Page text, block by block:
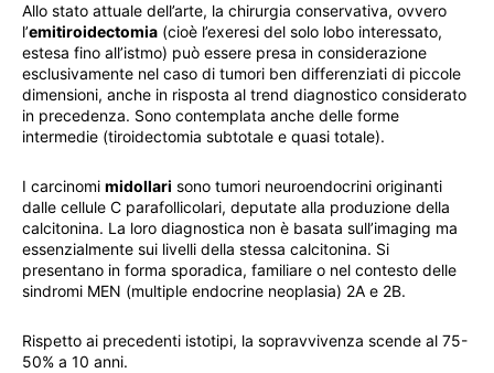
Allo stato attuale dell’arte, la chirurgia conservativa, ovvero
l’emitiroidectomia (cioè l’exeresi del solo lobo interessato,
estesa fino all’istmo) può essere presa in considerazione
esclusivamente nel caso di tumori ben differenziati di piccole
dimensioni, anche in risposta al trend diagnostico considerato
in precedenza. Sono contemplata anche delle forme
intermedie (tiroidectomia subtotale e quasi totale).
I carcinomi midollari sono tumori neuroendocrini originanti
dalle cellule C parafollicolari, deputate alla produzione della
calcitonina. La loro diagnostica non è basata sull’imaging ma
essenzialmente sui livelli della stessa calcitonina. Si
presentano in forma sporadica, familiare o nel contesto delle
sindromi MEN (multiple endocrine neoplasia) 2A e 2B.
Rispetto ai precedenti istotipi, la sopravvivenza scende al 75-
50% a 10 anni.